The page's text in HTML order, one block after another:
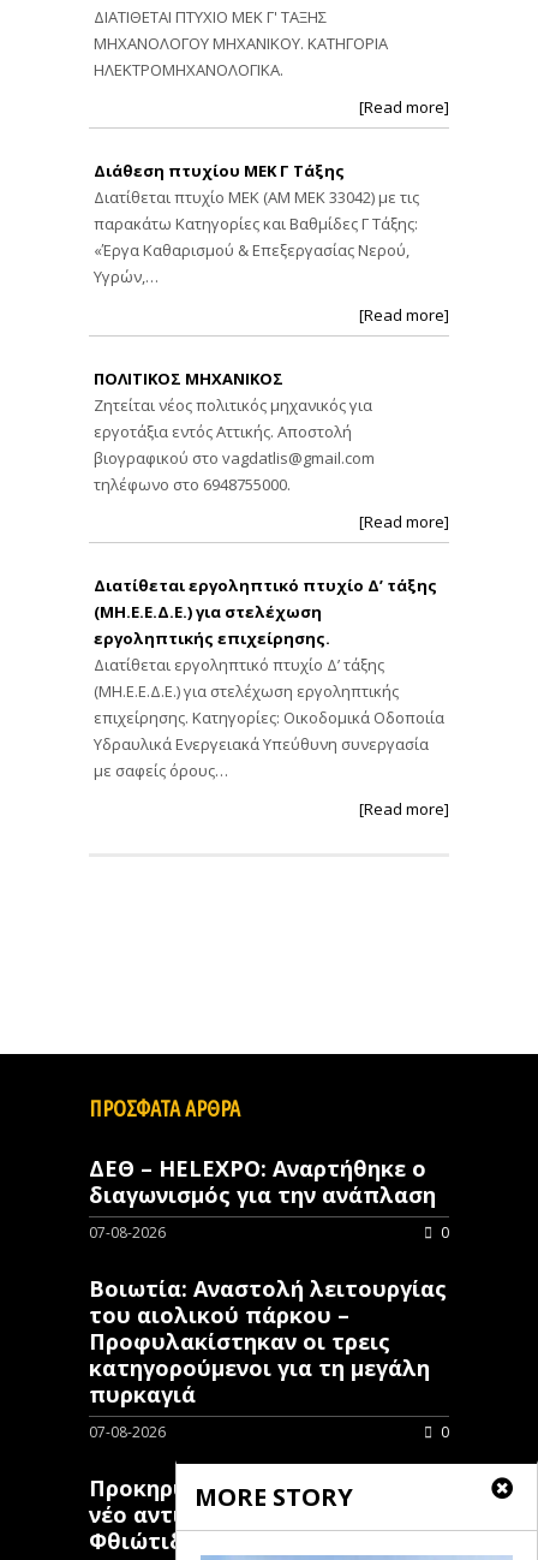
ΔΙΑΤΙΘΕΤΑΙ ΠΤΥΧΙΟ ΜΕΚ Γ' ΤΑΞΗΣ
ΜΗΧΑΝΟΛΟΓΟΥ ΜΗΧΑΝΙΚΟΥ. ΚΑΤΗΓΟΡΙΑ
ΗΛΕΚΤΡΟΜΗΧΑΝΟΛΟΓΙΚΑ.
[Read more]
Διάθεση πτυχίου ΜΕΚ Γ Τάξης
Διατίθεται πτυχίο ΜΕΚ (ΑΜ ΜΕΚ 33042) με τις
παρακάτω Κατηγορίες και Βαθμίδες Γ Τάξης:
«Έργα Καθαρισμού & Επεξεργασίας Νερού,
Υγρών,…
[Read more]
ΠΟΛΙΤΙΚΟΣ ΜΗΧΑΝΙΚΟΣ
Ζητείται νέος πολιτικός μηχανικός για
εργοτάξια εντός Αττικής. Αποστολή
βιογραφικού στο vagdatlis@gmail.com
τηλέφωνο στο 6948755000.
[Read more]
Διατίθεται εργοληπτικό πτυχίο Δ’ τάξης
(ΜΗ.Ε.Ε.Δ.Ε.) για στελέχωση
εργοληπτικής επιχείρησης.
Διατίθεται εργοληπτικό πτυχίο Δ’ τάξης
(ΜΗ.Ε.Ε.Δ.Ε.) για στελέχωση εργοληπτικής
επιχείρησης. Κατηγορίες: Οικοδομικά Οδοποιία
Υδραυλικά Ενεργειακά Υπεύθυνη συνεργασία
με σαφείς όρους…
[Read more]
MORE STORY
ΠΡΟΣΦΑΤΑ ΑΡΘΡΑ
ΔΕΘ – HELEXPO: Αναρτήθηκε ο
διαγωνισμός για την ανάπλαση
07-08-2026 0
Βοιωτία: Αναστολή λειτουργίας
του αιολικού πάρκου –
Προφυλακίστηκαν οι τρεις
κατηγορούμενοι για τη μεγάλη
πυρκαγιά
07-08-2026 0
Προκηρύχθηκε διαγωνισμός για
νέo αντιπλημμυρικό έργο στη
Φθιώτιδα